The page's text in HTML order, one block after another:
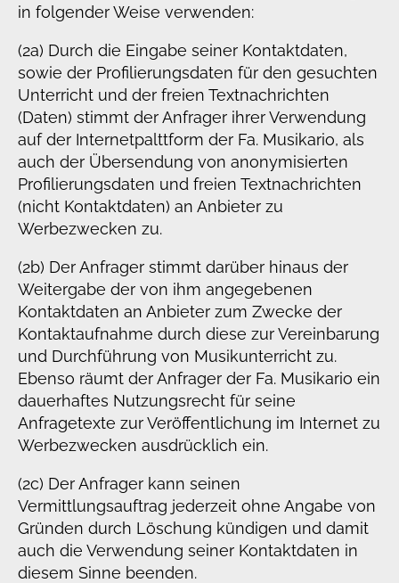
in folgender Weise verwenden:
(2a) Durch die Eingabe seiner Kontaktdaten,
sowie der Profilierungsdaten für den gesuchten
Unterricht und der freien Textnachrichten
(Daten) stimmt der Anfrager ihrer Verwendung
auf der Internetpalttform der Fa. Musikario, als
auch der Übersendung von anonymisierten
Profilierungsdaten und freien Textnachrichten
(nicht Kontaktdaten) an Anbieter zu
Werbezwecken zu.
(2b) Der Anfrager stimmt darüber hinaus der
Weitergabe der von ihm angegebenen
Kontaktdaten an Anbieter zum Zwecke der
Kontaktaufnahme durch diese zur Vereinbarung
und Durchführung von Musikunterricht zu.
Ebenso räumt der Anfrager der Fa. Musikario ein
dauerhaftes Nutzungsrecht für seine
Anfragetexte zur Veröffentlichung im Internet zu
Werbezwecken ausdrücklich ein.
(2c) Der Anfrager kann seinen
Vermittlungsauftrag jederzeit ohne Angabe von
Gründen durch Löschung kündigen und damit
auch die Verwendung seiner Kontaktdaten in
diesem Sinne beenden.